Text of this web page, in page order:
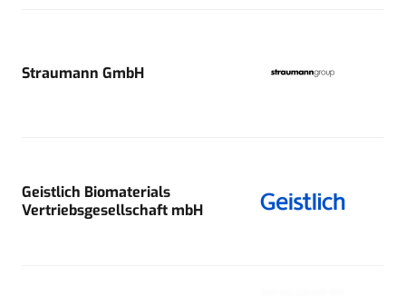
Straumann GmbH
Geistlich Biomaterials
Vertriebsgesellschaft mbH